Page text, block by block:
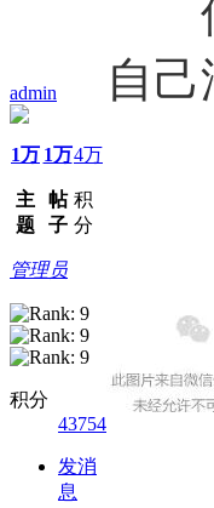
admin
1万
主
题
1万
帖
子
4万
积
分
管理员
积分
43754
发消
息
但
自